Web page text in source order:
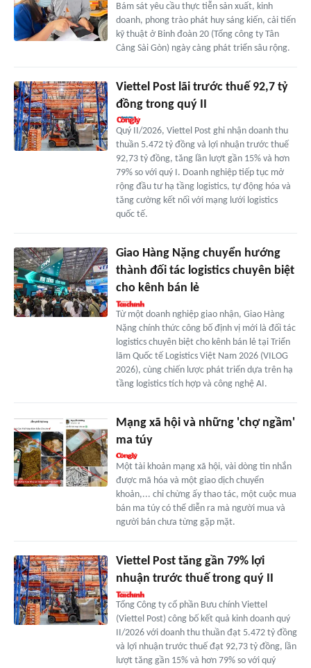
Bám sát yêu cầu thực tiễn sản xuất, kinh
doanh, phong trào phát huy sáng kiến, cải tiến
kỹ thuật ở Binh đoàn 20 (Tổng công ty Tân
Cảng Sài Gòn) ngày càng phát triển sâu rộng.
Viettel Post lãi trước thuế 92,7 tỷ
đồng trong quý II
Quý II/2026, Viettel Post ghi nhận doanh thu
thuần 5.472 tỷ đồng và lợi nhuận trước thuế
92,73 tỷ đồng, tăng lần lượt gần 15% và hơn
79% so với quý I. Doanh nghiệp tiếp tục mở
rộng đầu tư hạ tầng logistics, tự động hóa và
tăng cường kết nối với mạng lưới logistics
quốc tế.
Giao Hàng Nặng chuyển hướng
thành đối tác logistics chuyên biệt
cho kênh bán lẻ
Từ một doanh nghiệp giao nhận, Giao Hàng
Nặng chính thức công bố định vị mới là đối tác
logistics chuyên biệt cho kênh bán lẻ tại Triển
lãm Quốc tế Logistics Việt Nam 2026 (VILOG
2026), cùng chiến lược phát triển dựa trên hạ
tầng logistics tích hợp và công nghệ AI.
Mạng xã hội và những 'chợ ngầm'
ma túy
Một tài khoản mạng xã hội, vài dòng tin nhắn
được mã hóa và một giao dịch chuyển
khoản,... chỉ chừng ấy thao tác, một cuộc mua
bán ma túy có thể diễn ra mà người mua và
người bán chưa từng gặp mặt.
Viettel Post tăng gần 79% lợi
nhuận trước thuế trong quý II
Tổng Công ty cổ phần Bưu chính Viettel
(Viettel Post) công bố kết quả kinh doanh quý
II/2026 với doanh thu thuần đạt 5.472 tỷ đồng
và lợi nhuận trước thuế đạt 92,73 tỷ đồng, lần
lượt tăng gần 15% và hơn 79% so với quý